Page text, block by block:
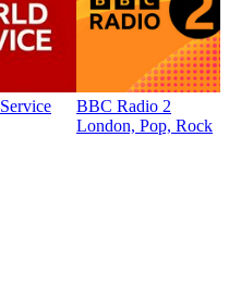
BBC Radio 2
London, Pop, Rock